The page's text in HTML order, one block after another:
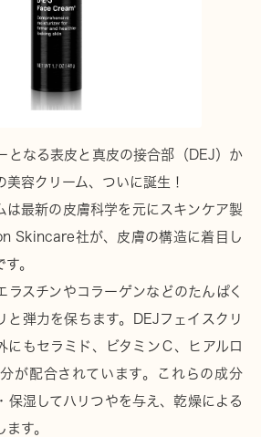
となる表皮と真皮の接合部（DEJ）か
美容クリーム、ついに誕生！
は最新の皮膚科学を元にスキンケア製
Skincare社が、皮膚の構造に着目し
。
ラスチンやコラーゲンなどのたんぱく
と弾力を保ちます。DEJフェイスクリ
にもセラミド、ビタミンＣ、ヒアルロ
が配合されています。これらの成分
保湿してハリつやを与え、乾燥による
す。